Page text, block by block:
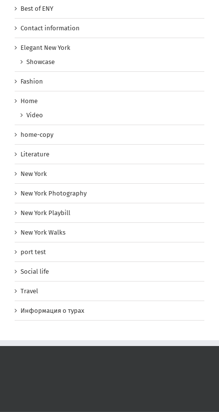
Best of ENY
Contact information
Elegant New York
Showcase
Fashion
Home
Video
home-copy
Literature
New York
New York Photography
New York Playbill
New York Walks
port test
Social life
Travel
Информация о турах